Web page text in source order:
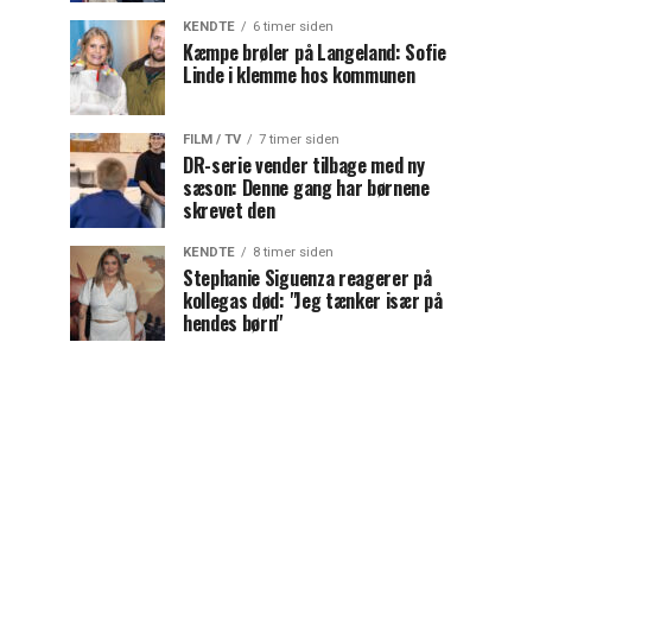
KENDTE 6 timer siden
Kæmpe brøler på Langeland: Sofie
Linde i klemme hos kommunen
FILM / TV 7 timer siden
DR-serie vender tilbage med ny
sæson: Denne gang har børnene
skrevet den
KENDTE 8 timer siden
Stephanie Siguenza reagerer på
kollegas død: "Jeg tænker især på
hendes børn"